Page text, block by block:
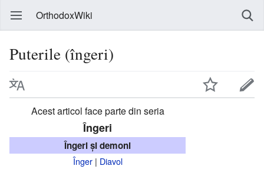
OrthodoxWiki
Puterile (îngeri)
Acest articol face parte din seria
Îngeri
Îngeri și demoni
Înger| Diavol